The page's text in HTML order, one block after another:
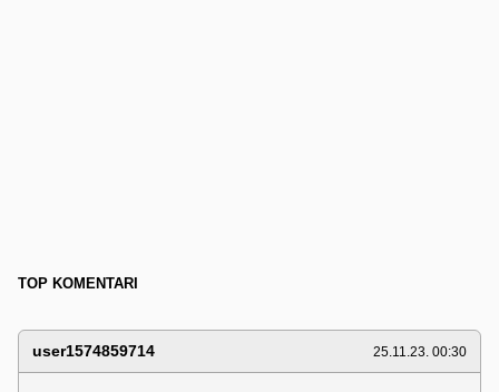
TOP KOMENTARI
user1574859714 25.11.23. 00:30